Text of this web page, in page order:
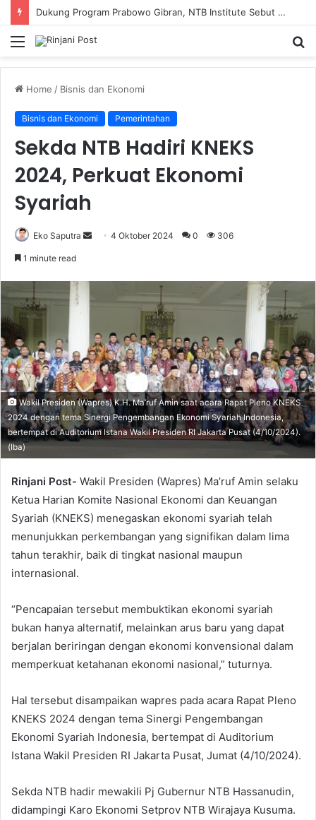
Dukung Program Prabowo Gibran, NTB Institute Sebut MBG dan Kopdes Solusi Percepatan Pembangunan Daerah 3T
Menu
Home / Bisnis dan Ekonomi
Bisnis dan Ekonomi Pemerintahan
Sekda NTB Hadiri KNEKS
2024, Perkuat Ekonomi
Syariah
Eko Saputra
Send4 Oktober 2024 0 306
1 minute read
Wakil Presiden (Wapres) K.H. Ma’ruf Amin saat acara Rapat Pleno KNEKS
2024 dengan tema Sinergi Pengembangan Ekonomi Syariah Indonesia,
bertempat di Auditorium Istana Wakil Presiden RI Jakarta Pusat (4/10/2024).
(Iba)
Rinjani Post- Wakil Presiden (Wapres) Ma’ruf Amin selaku
Ketua Harian Komite Nasional Ekonomi dan Keuangan
Syariah (KNEKS) menegaskan ekonomi syariah telah
menunjukkan perkembangan yang signifikan dalam lima
tahun terakhir, baik di tingkat nasional maupun
internasional.
“Pencapaian tersebut membuktikan ekonomi syariah
bukan hanya alternatif, melainkan arus baru yang dapat
berjalan beriringan dengan ekonomi konvensional dalam
memperkuat ketahanan ekonomi nasional,” tuturnya.
Hal tersebut disampaikan wapres pada acara Rapat Pleno
KNEKS 2024 dengan tema Sinergi Pengembangan
Ekonomi Syariah Indonesia, bertempat di Auditorium
Istana Wakil Presiden RI Jakarta Pusat, Jumat (4/10/2024).
Sekda NTB hadir mewakili Pj Gubernur NTB Hassanudin,
didampingi Karo Ekonomi Setprov NTB Wirajaya Kusuma.